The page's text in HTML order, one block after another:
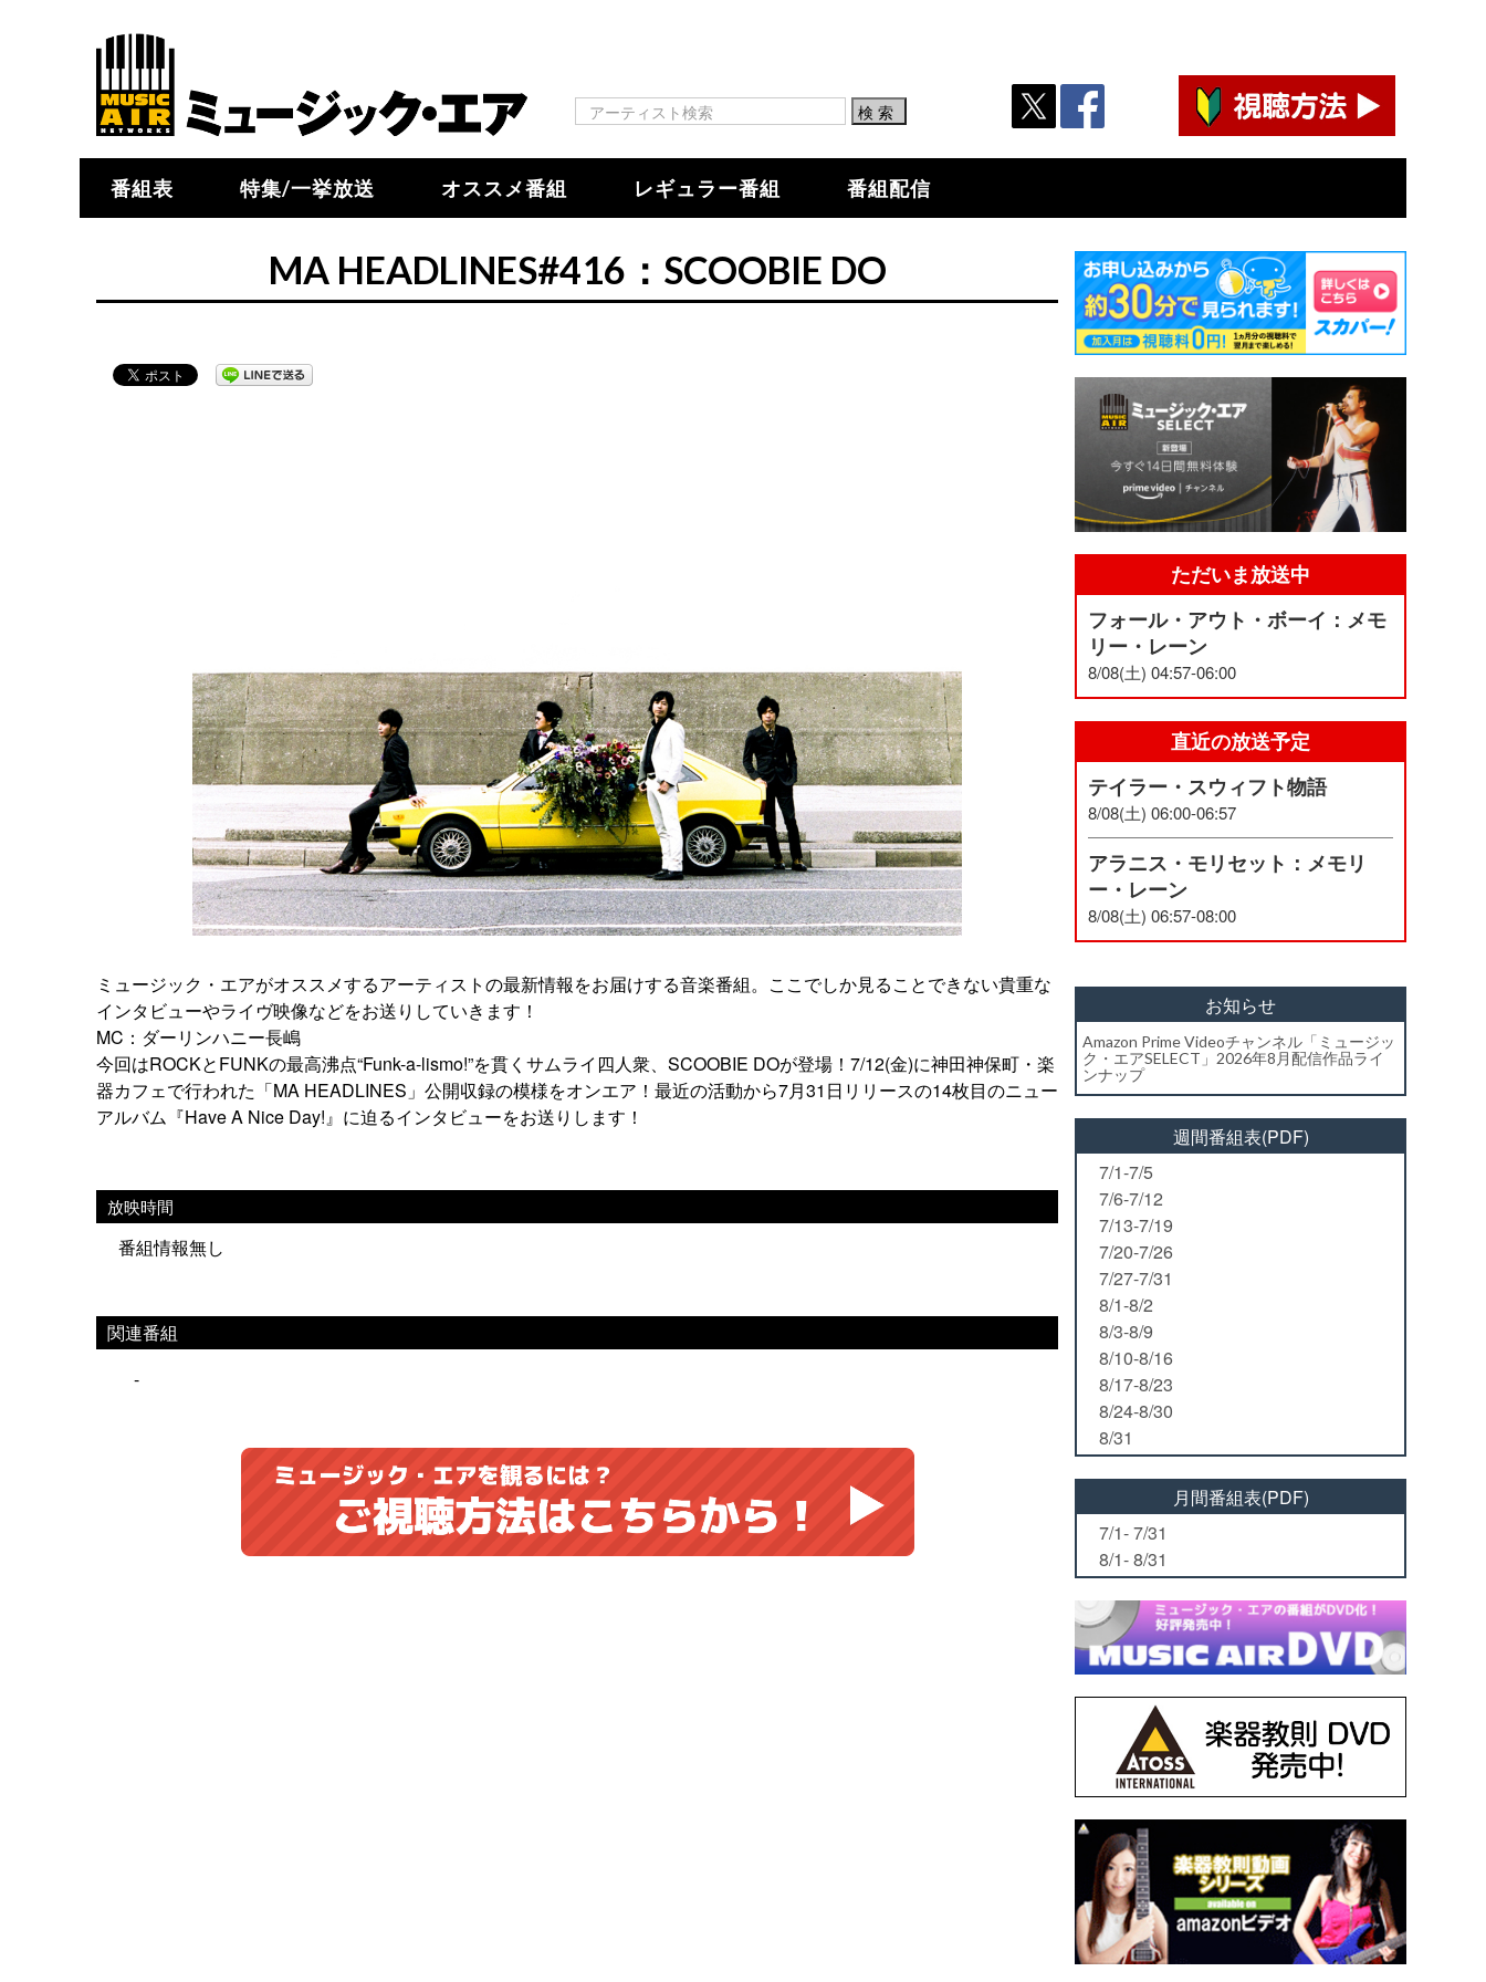
番組表 特集/一挙放送 オススメ番組 レギュラー番組 番組配信
MA HEADLINES#416：SCOOBIE DO
ミュージック・エアがオススメするアーティストの最新情報をお届けする音楽番組。ここでしか見ることできない貴重な
インタビューやライヴ映像などをお送りしていきます！
MC：ダーリンハニー長嶋
今回はROCKとFUNKの最高沸点“Funk-a-lismo!”を貫くサムライ四人衆、SCOOBIE DOが登場！7/12(金)に神田神保町・楽
器カフェで行われた「MA HEADLINES」公開収録の模様をオンエア！最近の活動から7月31日リリースの14枚目のニュー
アルバム『Have A Nice Day!』に迫るインタビューをお送りします！
放映時間
番組情報無し
関連番組
-
ただいま放送中
フォール・アウト・ボーイ：メモ
リー・レーン
8/08(土) 04:57-06:00
直近の放送予定
テイラー・スウィフト物語
8/08(土) 06:00-06:57
アラニス・モリセット：メモリ
ー・レーン
8/08(土) 06:57-08:00
お知らせ
Amazon Prime Videoチャンネル「ミュージッ
ク・エアSELECT」2026年8月配信作品ライ
ンナップ
週間番組表(PDF)
7/1-7/5
7/6-7/12
7/13-7/19
7/20-7/26
7/27-7/31
8/1-8/2
8/3-8/9
8/10-8/16
8/17-8/23
8/24-8/30
8/31
月間番組表(PDF)
7/1- 7/31
8/1- 8/31